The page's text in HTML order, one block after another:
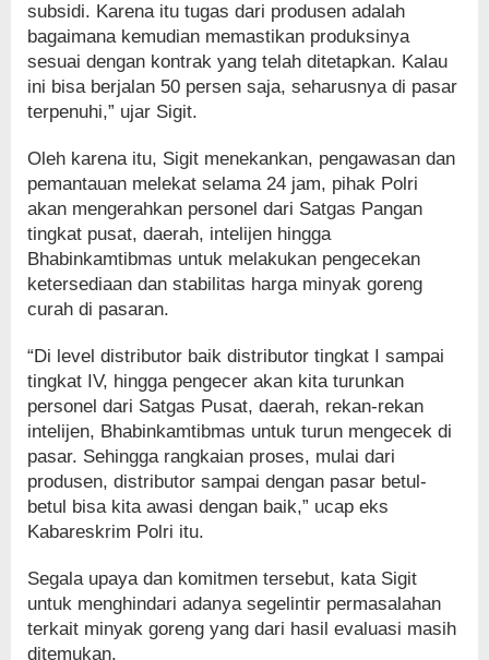
subsidi. Karena itu tugas dari produsen adalah
bagaimana kemudian memastikan produksinya
sesuai dengan kontrak yang telah ditetapkan. Kalau
ini bisa berjalan 50 persen saja, seharusnya di pasar
terpenuhi,” ujar Sigit.
Oleh karena itu, Sigit menekankan, pengawasan dan
pemantauan melekat selama 24 jam, pihak Polri
akan mengerahkan personel dari Satgas Pangan
tingkat pusat, daerah, intelijen hingga
Bhabinkamtibmas untuk melakukan pengecekan
ketersediaan dan stabilitas harga minyak goreng
curah di pasaran.
“Di level distributor baik distributor tingkat I sampai
tingkat IV, hingga pengecer akan kita turunkan
personel dari Satgas Pusat, daerah, rekan-rekan
intelijen, Bhabinkamtibmas untuk turun mengecek di
pasar. Sehingga rangkaian proses, mulai dari
produsen, distributor sampai dengan pasar betul-
betul bisa kita awasi dengan baik,” ucap eks
Kabareskrim Polri itu.
Segala upaya dan komitmen tersebut, kata Sigit
untuk menghindari adanya segelintir permasalahan
terkait minyak goreng yang dari hasil evaluasi masih
ditemukan.